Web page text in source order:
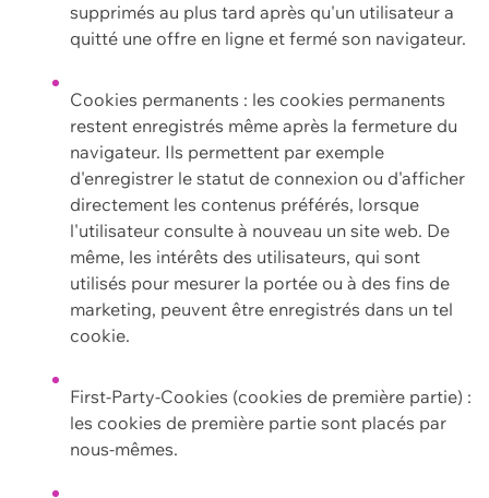
supprimés au plus tard après qu'un utilisateur a
quitté une offre en ligne et fermé son navigateur.
Cookies permanents : les cookies permanents
restent enregistrés même après la fermeture du
navigateur. Ils permettent par exemple
d'enregistrer le statut de connexion ou d'afficher
directement les contenus préférés, lorsque
l'utilisateur consulte à nouveau un site web. De
même, les intérêts des utilisateurs, qui sont
utilisés pour mesurer la portée ou à des fins de
marketing, peuvent être enregistrés dans un tel
cookie.
First-Party-Cookies (cookies de première partie) :
les cookies de première partie sont placés par
nous-mêmes.